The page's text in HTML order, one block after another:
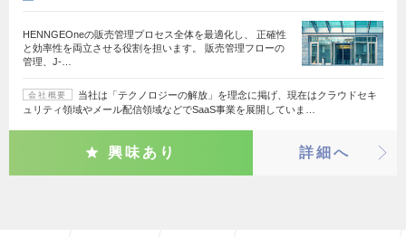
HENNGEOneの販売管理プロセス全体を最適化し、 正確性
と効率性を両立させる役割を担います。 販売管理フローの
管理、J-…
会社概要
当社は「テクノロジーの解放」を理念に掲げ、現在はクラウドセキ
ュリティ領域やメール配信領域などでSaaS事業を展開していま…
興味あり 詳細へ